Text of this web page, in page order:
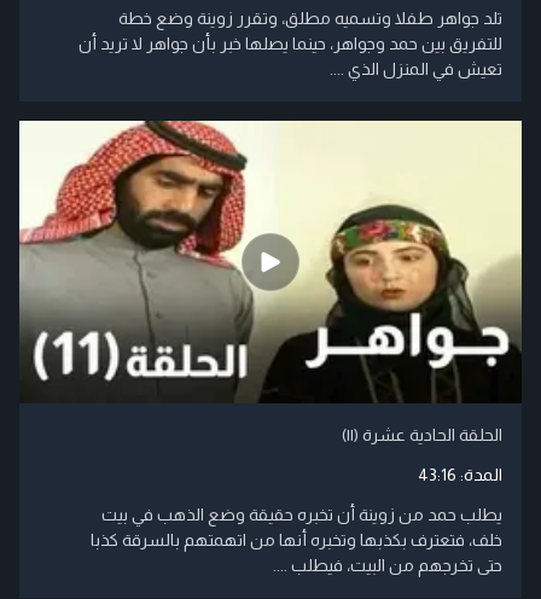
تلد جواهر طفلا وتسميه مطلق، وتقرر زوينة وضع خطة
للتفريق بين حمد وجواهر، حينما يصلها خبر بأن جواهر لا تريد أن
تعيش في المنزل الذي ....
الحلقة الحادية عشرة (۱۱)
المدة: 43:16
يطلب حمد من زوينة أن تخبره حقيقة وضع الذهب في بيت
خلف، فتعترف بكذبها وتخبره أنها من اتهمتهم بالسرقة كذبا
حتى تخرجهم من البيت، فيطلب ....